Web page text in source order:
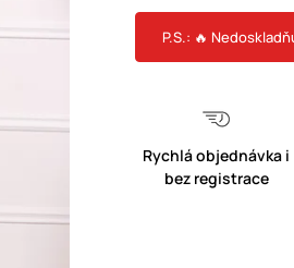
P.S.: 🔥
Rychlá objednávka i
bez registrace